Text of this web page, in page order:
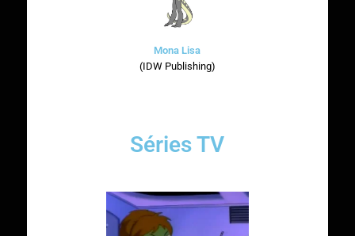
Mona Lisa
(IDW Publishing)
Séries TV